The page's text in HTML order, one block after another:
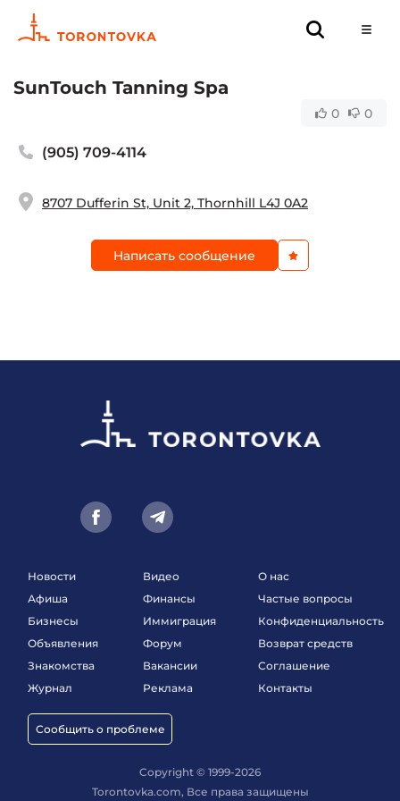
SunTouch Tanning Spa
0 0
(905) 709-4114
8707 Dufferin St, Unit 2, Thornhill L4J 0A2
Написать сообщение
Новости
Афиша
Бизнесы
Объявления
Знакомства
Журнал
Сообщить о проблеме
Видео
Финансы
Иммиграция
Форум
Вакансии
Реклама
О нас
Частые вопросы
Конфиденциальность
Возврат средств
Соглашение
Контакты
Copyright © 1999-2026
Torontovka.com, Все права защищены